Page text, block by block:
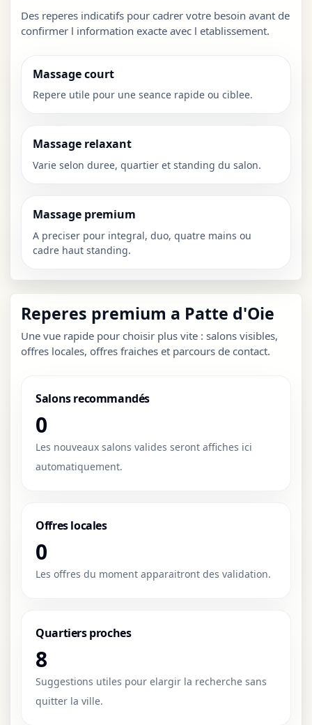
Des reperes indicatifs pour cadrer votre besoin avant de
confirmer l information exacte avec l etablissement.
Massage court
Repere utile pour une seance rapide ou ciblee.
Massage relaxant
Varie selon duree, quartier et standing du salon.
Massage premium
A preciser pour integral, duo, quatre mains ou
cadre haut standing.
Reperes premium a Patte d'Oie
Une vue rapide pour choisir plus vite : salons visibles,
offres locales, offres fraiches et parcours de contact.
Salons recommandés
0
Les nouveaux salons valides seront affiches ici
automatiquement.
Offres locales
0
Les offres du moment apparaitront des validation.
Quartiers proches
8
Suggestions utiles pour elargir la recherche sans
quitter la ville.